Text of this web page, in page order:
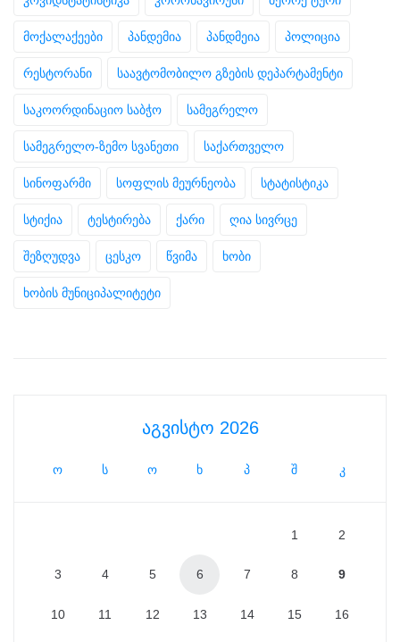
მოქალაქეები პანდემია პანდმეია პოლიცია
რესტორანი საავტომობილო გზების დეპარტამენტი
საკოორდინაციო საბჭო სამეგრელო
სამეგრელო-ზემო სვანეთი საქართველო
სინოფარმი სოფლის მეურნეობა სტატისტიკა
სტიქია ტესტირება ქარი ღია სივრცე
შეზღუდვა ცესკო წვიმა ხობი
ხობის მუნიციპალიტეტი
აგვისტო 2026
ო ს ო ხ პ შ კ
1 2
3 4 5 6 7 8 9
10 11 12 13 14 15 16